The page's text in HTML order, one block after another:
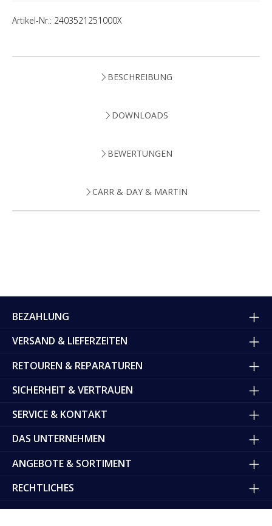
Artikel-Nr.: 2403521251000X
BESCHREIBUNG
DOWNLOADS
BEWERTUNGEN
CARR & DAY & MARTIN
BEZAHLUNG
VERSAND & LIEFERZEITEN
RETOUREN & REPARATUREN
SICHERHEIT & VERTRAUEN
SERVICE & KONTAKT
DAS UNTERNEHMEN
ANGEBOTE & SORTIMENT
RECHTLICHES